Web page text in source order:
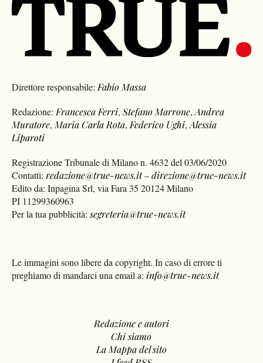
Direttore responsabile: Fabio Massa
Redazione: Francesca Ferri,Stefano Marrone,Andrea
Muratore, Maria Carla Rota, Federico Ughi,Alessia
Liparoti
Registrazione Tribunale di Milano n. 4632 del 03/06/2020
Contatti:redazione@true-news.it–direzione@true-news.it
Edito da: Inpagina Srl, via Fara 35 20124 Milano
PI 11299360963
Per la tua pubblicità:segreteria@true-news.it
Le immagini sono libere da copyright. In caso di errore ti
preghiamo di mandarci una email a: info@true-news.it
Redazione e autori
Chi siamo
La Mappa del sito